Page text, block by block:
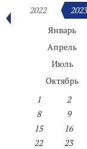
2022
2023
Январь
Апрель
Июль
Октябрь
1
2
8
9
15
16
22
23